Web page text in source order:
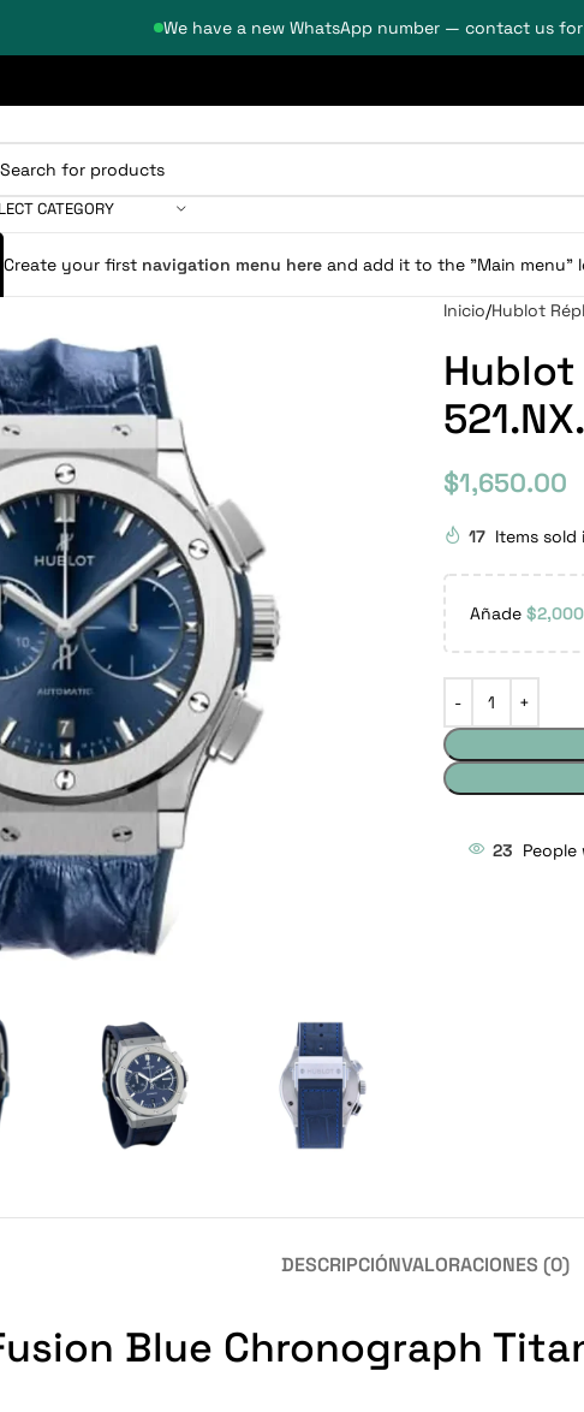
We have a new WhatsApp number — contact us
CATEGORY
Create your first navigation menu here and add it to the "Main menu"
Inicio Hublot
Hublot
$1,650.00
17 Items sold
Añade $
23
DESCRIPCIÓNVALORACIONES (0)
Blue Chronograph